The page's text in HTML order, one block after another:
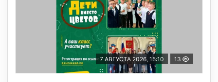
7 АВГУСТА 2026, 15:10 13